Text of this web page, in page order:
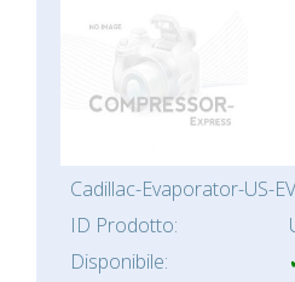
Cadillac-Evaporator-US-
ID Prodotto:
Disponibile: